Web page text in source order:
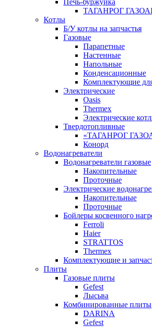
Печь-буржуйка
ТАГАНРОГ
Котлы
Б/У котлы на запчастья
Газовые
Парапетные
Настенные
Напольные
Конденсационные
Комплектующие
Электрические
Oasis
Thermex
Электрические
Твердотопливные
«ТАГАНРОГ
Конорд
Водонагреватели
Водонагреватели газовые
Накопительные
Проточные
Электрические
Накопительные
Проточные
Бойлеры косвенного
Ferroli
Haier
STRATTOS
Thermex
Комплектующие и
Плиты
Газовые плиты
Gefest
Лысьва
Комбинированные плиты
DARINA
Gefest